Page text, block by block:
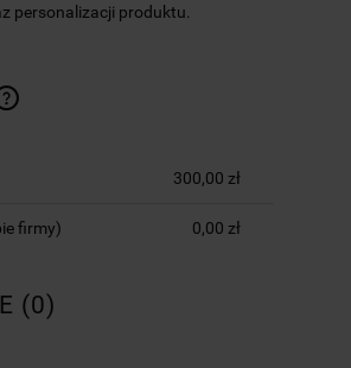
personalizacji produktu.
KOSZTÓW PŁATNOŚCI300,00 zł
firmy) 0,00 zł
(0)